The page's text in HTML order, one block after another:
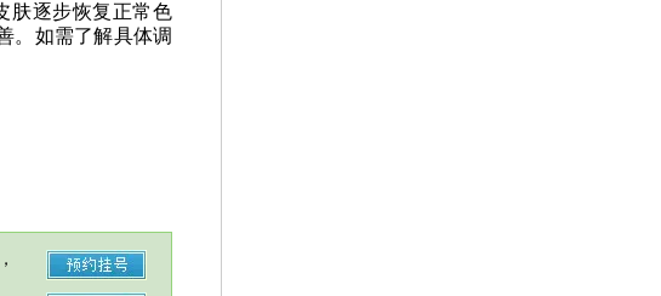
肤逐步恢复正常色
。如需了解具体调